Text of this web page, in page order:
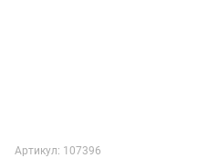
Артикул: 107396